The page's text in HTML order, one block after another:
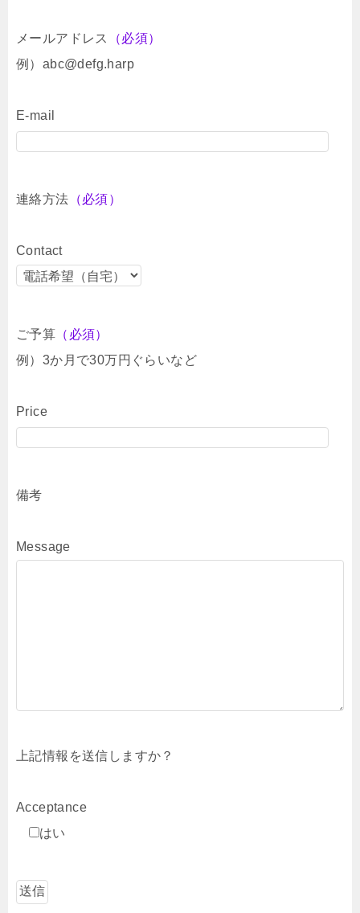
メールアドレス
（必須）
例）abc@defg.harp
E-mail
連絡方法 （必須）
Contact
ご予算 （必須）
例）3か月で30万円ぐらいなど
Price
備考
Message
上記情報を送信しますか？
Acceptance
はい